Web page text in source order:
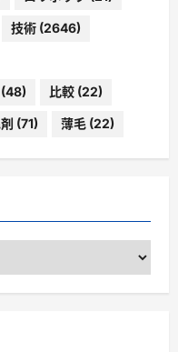
技術 (2646)
(48) 比較 (22)
(71) 薄毛 (22)